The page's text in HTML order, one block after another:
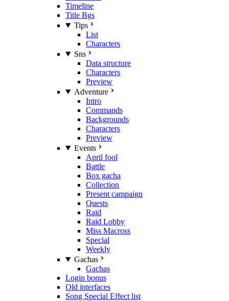
Timeline
Title Bgs
Tips
List
Characters
Sns
Data structure
Characters
Preview
Adventure
Intro
Commands
Backgrounds
Characters
Preview
Events
April fool
Battle
Box gacha
Collection
Present campaign
Quests
Raid
Raid Lobby
Miss Macross
Special
Weekly
Gachas
Gachas
Login bonus
Old interfaces
Song Special Effect list